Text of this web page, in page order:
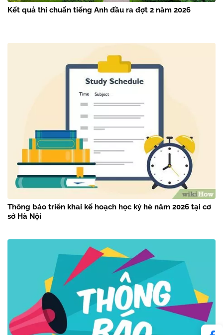
Kết quả thi chuẩn tiếng Anh đầu ra đợt 2 năm 2026
Thông báo triển khai kế hoạch học kỳ hè năm 2026 tại cơ
sở Hà Nội